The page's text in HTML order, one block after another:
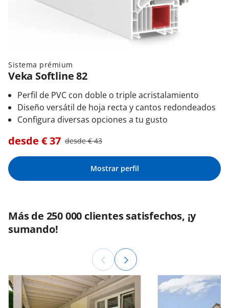
Sistema prémium
Veka Softline 82
Perfil de PVC con doble o triple acristalamiento
Diseño versátil de hoja recta y cantos redondeados
Configura diversas opciones a tu gusto
desde €37 desde €43
Mostrar perfil
Más de 250 000 clientes satisfechos, ¡y
sumando!